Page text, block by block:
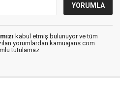
kabul etmiş bulunuyor ve tüm
yorumlardan kamuajans.com
tutulamaz